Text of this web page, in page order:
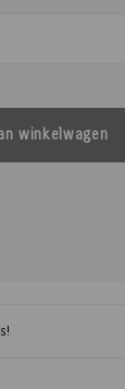
winkelwagen